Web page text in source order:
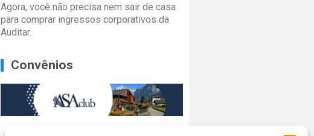
Agora, você não precisa nem sair de casa
para comprar ingressos corporativos da
Auditar.
Convênios